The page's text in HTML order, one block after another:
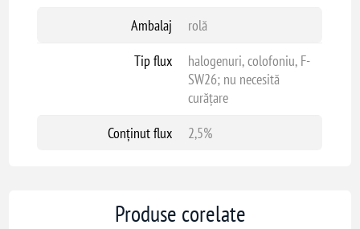
Ambalaj
rolă
Tip flux
halogenuri, colofoniu, F-
SW26; nu necesită
curățare
Conținut flux
2,5%
Produse corelate